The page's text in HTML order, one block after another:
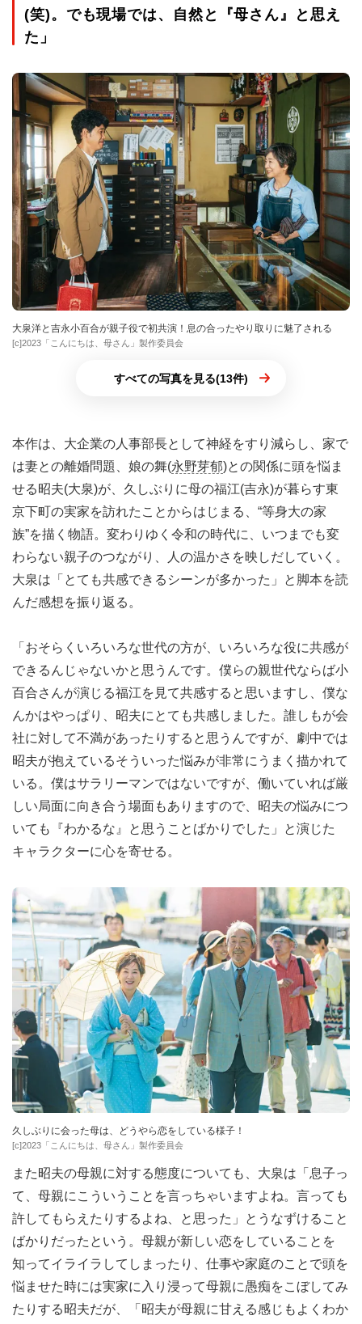
(笑)。でも現場では、自然と『母さん』と思え
た」
大泉洋と吉永小百合が親子役で初共演！息の合ったやり取りに魅了される
[c]2023「こんにちは、母さん」製作委員会
すべての写真を見る(13件)
本作は、大企業の人事部長として神経をすり減らし、家で
は妻との離婚問題、娘の舞(永野芽郁)との関係に頭を悩ま
せる昭夫(大泉)が、久しぶりに母の福江(吉永)が暮らす東
京下町の実家を訪れたことからはじまる、“等身大の家
族”を描く物語。変わりゆく令和の時代に、いつまでも変
わらない親子のつながり、人の温かさを映しだしていく。
大泉は「とても共感できるシーンが多かった」と脚本を読
んだ感想を振り返る。
「おそらくいろいろな世代の方が、いろいろな役に共感が
できるんじゃないかと思うんです。僕らの親世代ならば小
百合さんが演じる福江を見て共感すると思いますし、僕な
んかはやっぱり、昭夫にとても共感しました。誰しもが会
社に対して不満があったりすると思うんですが、劇中では
昭夫が抱えているそういった悩みが非常にうまく描かれて
いる。僕はサラリーマンではないですが、働いていれば厳
しい局面に向き合う場面もありますので、昭夫の悩みにつ
いても『わかるな』と思うことばかりでした」と演じた
キャラクターに心を寄せる。
久しぶりに会った母は、どうやら恋をしている様子！
[c]2023「こんにちは、母さん」製作委員会
また昭夫の母親に対する態度についても、大泉は「息子っ
て、母親にこういうことを言っちゃいますよね。言っても
許してもらえたりするよね、と思った」とうなずけること
ばかりだったという。母親が新しい恋をしていることを
知ってイライラしてしまったり、仕事や家庭のことで頭を
悩ませた時には実家に入り浸って母親に愚痴をこぼしてみ
たりする昭夫だが、「昭夫が母親に甘える感じもよくわか